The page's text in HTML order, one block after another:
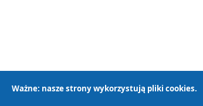
Ważne: nasze strony wykorzystują pliki cookies.